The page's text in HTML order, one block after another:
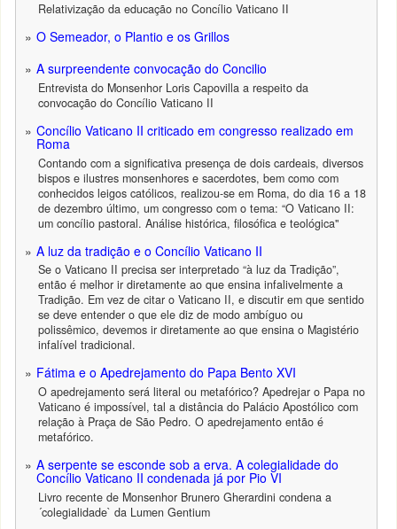
Relativização da educação no Concílio Vaticano II
O Semeador, o Plantio e os Grillos
A surpreendente convocação do Concilio
Entrevista do Monsenhor Loris Capovilla a respeito da
convocação do Concílio Vaticano II
Concílio Vaticano II criticado em congresso realizado em
Roma
Contando com a significativa presença de dois cardeais, diversos
bispos e ilustres monsenhores e sacerdotes, bem como com
conhecidos leigos católicos, realizou-se em Roma, do dia 16 a 18
de dezembro último, um congresso com o tema: “O Vaticano II:
um concílio pastoral. Análise histórica, filosófica e teológica"
A luz da tradição e o Concílio Vaticano II
Se o Vaticano II precisa ser interpretado “à luz da Tradição”,
então é melhor ir diretamente ao que ensina infalivelmente a
Tradição. Em vez de citar o Vaticano II, e discutir em que sentido
se deve entender o que ele diz de modo ambíguo ou
polissêmico, devemos ir diretamente ao que ensina o Magistério
infalível tradicional.
Fátima e o Apedrejamento do Papa Bento XVI
O apedrejamento será literal ou metafórico? Apedrejar o Papa no
Vaticano é impossível, tal a distância do Palácio Apostólico com
relação à Praça de São Pedro. O apedrejamento então é
metafórico.
A serpente se esconde sob a erva. A colegialidade do
Concílio Vaticano II condenada já por Pio VI
Livro recente de Monsenhor Brunero Gherardini condena a
´colegialidade` da Lumen Gentium